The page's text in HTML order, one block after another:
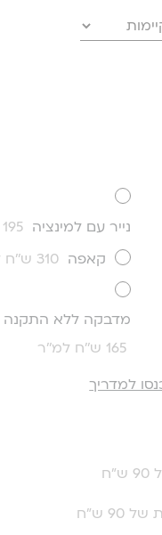
נייר עם למינציה 195 ש''ח למ''ר
קאפה 310 ש''ח למ''ר
מדבקה ללא התקנה
165 ש''ח למ''ר
למדריך
90 ש"ח